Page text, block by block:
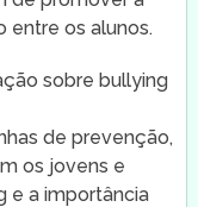
entre os alunos.
sobre bullying
de prevenção,
os jovens e
e a importância